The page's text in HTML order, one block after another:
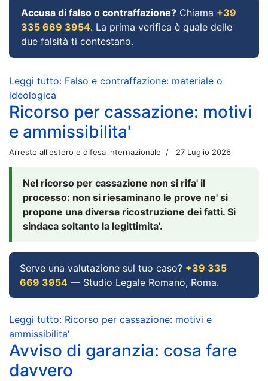
Accusa di falso o contraffazione? Chiama +39
335 669 3954. La prima verifica è quale delle
due falsità ti contestano.
Leggi tutto: Falso e contraffazione: materiale o
ideologica
Ricorso per cassazione: motivi
e ammissibilita'
Arresto all'estero e difesa internazionale 27 Luglio 2026
Nel ricorso per cassazione non si rifa' il
processo: non si riesaminano le prove ne' si
propone una diversa ricostruzione dei fatti. Si
sindaca soltanto la legittimita'.
Serve una valutazione sul tuo caso? +39 335
669 3954 — Studio Legale Romano, Roma.
Leggi tutto: Ricorso per cassazione: motivi e
ammissibilita'
Avviso di garanzia: cosa fare
davvero